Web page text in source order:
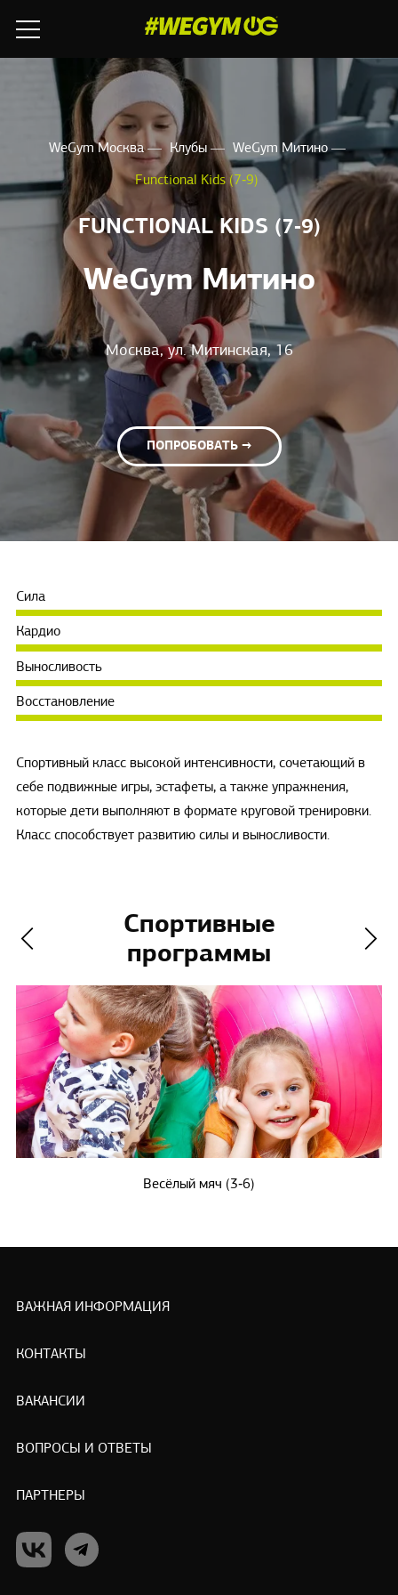
WeGym Москва Клубы WeGym Митино
Functional Kids (7‑9)
FUNCTIONAL KIDS (7‑9)
WeGym Митино
Москва, ул. Митинская, 16
ПОПРОБОВАТЬ →
Сила
Кардио
Выносливость
Восстановление
Спортивный класс высокой интенсивности, сочетающий в
себе подвижные игры, эстафеты, а также упражнения,
которые дети выполняют в формате круговой тренировки.
Класс способствует развитию силы и выносливости.
Спортивные
программы
Весёлый мяч (3‑6)
ВАЖНАЯ ИНФОРМАЦИЯ
КОНТАКТЫ
ВАКАНСИИ
ВОПРОСЫ И ОТВЕТЫ
ПАРТНЕРЫ